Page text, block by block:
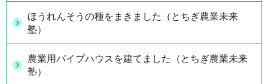
ほうれんそうの種をまきました（とちぎ農業未来
塾）
農業用パイプハウスを建てました（とちぎ農業未来
塾）